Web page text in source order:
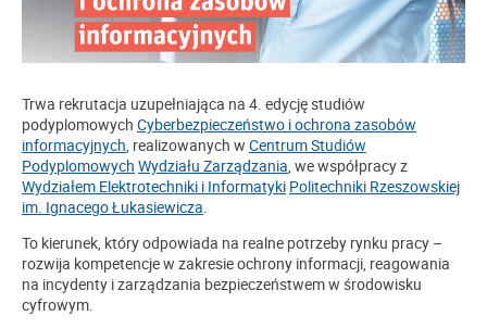
Trwa rekrutacja uzupełniająca na 4. edycję studiów
podyplomowych Cyberbezpieczeństwo i ochrona zasobów
informacyjnych , realizowanych w Centrum Studiów
Podyplomowych Wydziału Zarządzania , we współpracy z
Wydziałem Elektrotechniki i Informatyki Politechniki Rzeszowskiej
im. Ignacego Łukasiewicza
To kierunek, który odpowiada na realne potrzeby rynku pracy –
rozwija kompetencje w zakresie ochrony informacji, reagowania
na incydenty i zarządzania bezpieczeństwem w środowisku
cyfrowym.